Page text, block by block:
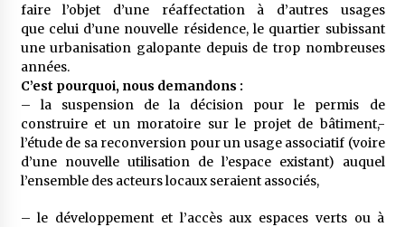
faire l’objet d’une réaffectation à d’autres usages
que celui d’une nouvelle résidence, le quartier subissant
une urbanisation galopante depuis de trop nombreuses
années.
C’est pourquoi, nous demandons :
– la suspension de la décision pour le permis de
construire et un moratoire sur le projet de bâtiment,-
l’étude de sa reconversion pour un usage associatif (voire
d’une nouvelle utilisation de l’espace existant) auquel
l’ensemble des acteurs locaux seraient associés,
– le développement et l’accès aux espaces verts ou à